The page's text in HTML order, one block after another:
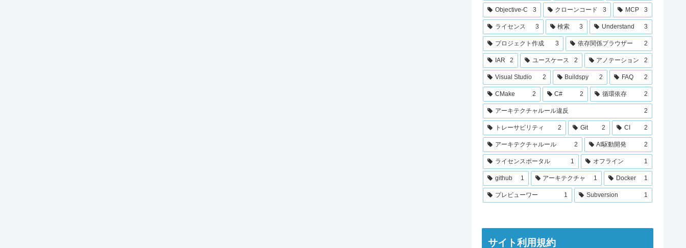
Objective-C 3 クローンコード 3 MCP 3
ライセンス 3 検索 3 Understand 3
プロジェクト作成 3 依存関係ブラウザー 2
IAR 2 ユースケース 2 アノテーション 2
Visual Studio 2 Buildspy 2 FAQ 2
CMake 2 C# 2 循環依存 2
アーキテクチャルール違反 2
トレーサビリティ 2 Git 2 CI 2
アーキテクチャルール 2 AI駆動開発 2
ライセンスポータル 1 オフライン 1
github 1 アーキテクチャ 1 Docker 1
プレビューワー 1 Subversion 1
サイト利用規約